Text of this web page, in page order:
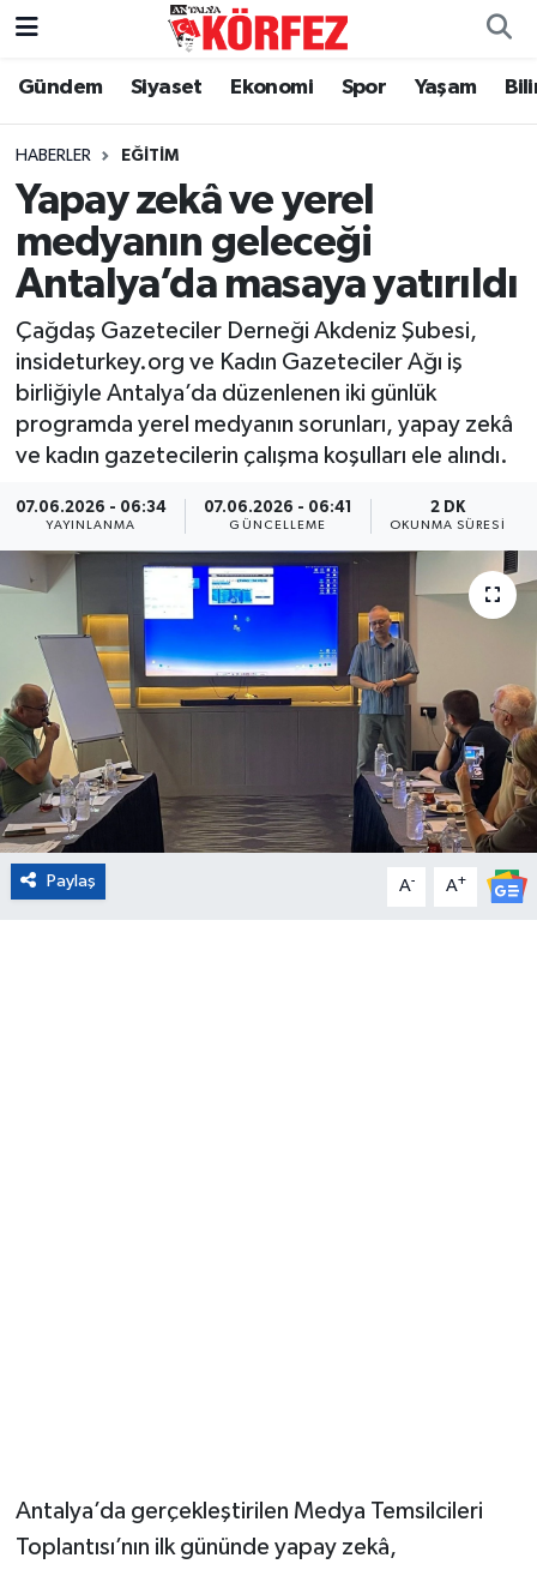
Gündem Siyaset Ekonomi Spor Yaşam
HABERLER EĞITIM
Yapay zekâ ve yerel
medyanın geleceği
Antalya’da masaya yatırıldı
Çağdaş Gazeteciler Derneği Akdeniz Şubesi,
insideturkey.org ve Kadın Gazeteciler Ağı iş
birliğiyle Antalya’da düzenlenen iki günlük
programda yerel medyanın sorunları, yapay zekâ
ve kadın gazetecilerin çalışma koşulları ele alındı.
07.06.2026 - 06:34
YAYINLANMA
07.06.2026 - 06:41
GÜNCELLEME
2 DK
OKUNMA SÜRESI
Paylaş A- A+
Antalya’da gerçekleştirilen Medya Temsilcileri
Toplantısı’nın ilk gününde yapay zekâ,
Gündem
Siyaset
Yerel Yönetim
Ekonomi
Spor
Yaşam
Asayiş
Dünya
Eğitim
Sağlık
Magazin
Turizm
Çevre
Kültür ve Sanat
Nöbetçi Eczaneler
Hava Durumu
Trafik Durumu
Süper Lig Puan Durumu ve Fikstür
Tüm Manşetler
Son Dakika Haberleri
Haber Arşivi